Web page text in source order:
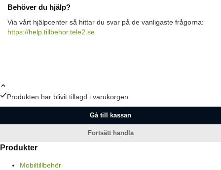
Behöver du hjälp?
Via vårt hjälpcenter så hittar du svar på de vanligaste frågorna:
https://help.tillbehor.tele2.se
Produkten har blivit tillagd i varukorgen
Gå till kassan
Fortsätt handla
Produkter
Mobiltillbehör